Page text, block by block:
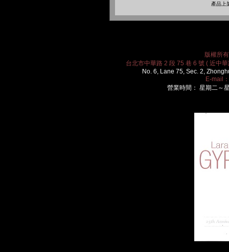
產品上
版權所
台北市中華路 2 段 75 巷 6 號 ( 近中
No. 6, Lane 75, Sec. 2,
E-mail：
營業時間： 星期二～